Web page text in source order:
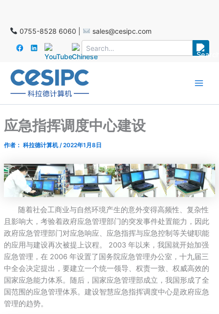
0755-8528 6060 |
sales@cesipc.com
应急指挥调度中心建设
作者： 科拉德计算机/2022年1月8日
随着社会工商业与自然环境产生的意外变得高频性、复杂性
且影响大，考验着政府应急管理部门的突发事件处置能力，因此
政府应急管理部门对应急响应、应急指挥与应急控制等关键职能
的应用与建设再次被提上议程。 2003 年以来，我国就开始加强
应急管理，在 2006 年设置了国务院应急管理办公室，十九届三
中全会决定提出，要建立一个统一领导、权责一致、权威高效的
国家应急能力体系。随后，国家应急管理部成立，我国形成了全
国范围的应急管理体系。建设智慧应急指挥调度中心是政府应急
管理的趋势。